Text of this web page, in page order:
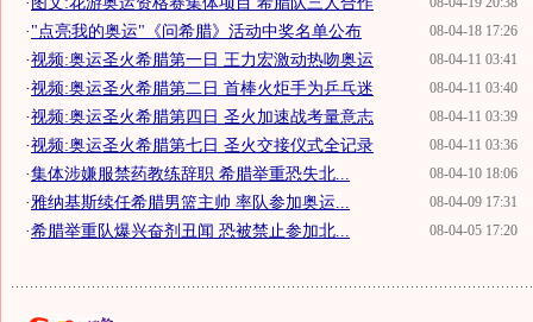
08-04-18 17:26
·"点亮我的奥运"《问希腊》活动中奖名单公布
08-04-11 03:41
·视频:奥运圣火希腊第一日 王力宏激动热吻奥运
08-04-11 03:40
·视频:奥运圣火希腊第二日 首棒火炬手为乒乓迷
08-04-11 03:39
·视频:奥运圣火希腊第四日 圣火加速战考量意志
08-04-11 03:36
·视频:奥运圣火希腊第七日 圣火交接仪式全记录
08-04-10 18:06
·集体涉嫌服禁药教练辞职 希腊举重恐失北...
08-04-09 17:31
·雅纳基斯续任希腊男篮主帅 率队参加奥运...
08-04-05 17:20
·希腊举重队爆兴奋剂丑闻 恐被禁止参加北...